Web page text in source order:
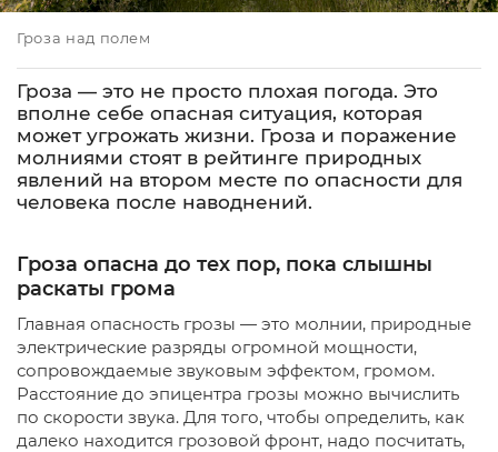
Гроза над полем
Гроза — это не просто плохая погода. Это
вполне себе опасная ситуация, которая
может угрожать жизни. Гроза и поражение
молниями стоят в рейтинге природных
явлений на втором месте по опасности для
человека после наводнений.
Гроза опасна до тех пор, пока слышны
раскаты грома
Главная опасность грозы — это молнии, природные
электрические разряды огромной мощности,
сопровождаемые звуковым эффектом, громом.
Расстояние до эпицентра грозы можно вычислить
по скорости звука. Для того, чтобы определить, как
далеко находится грозовой фронт, надо посчитать,